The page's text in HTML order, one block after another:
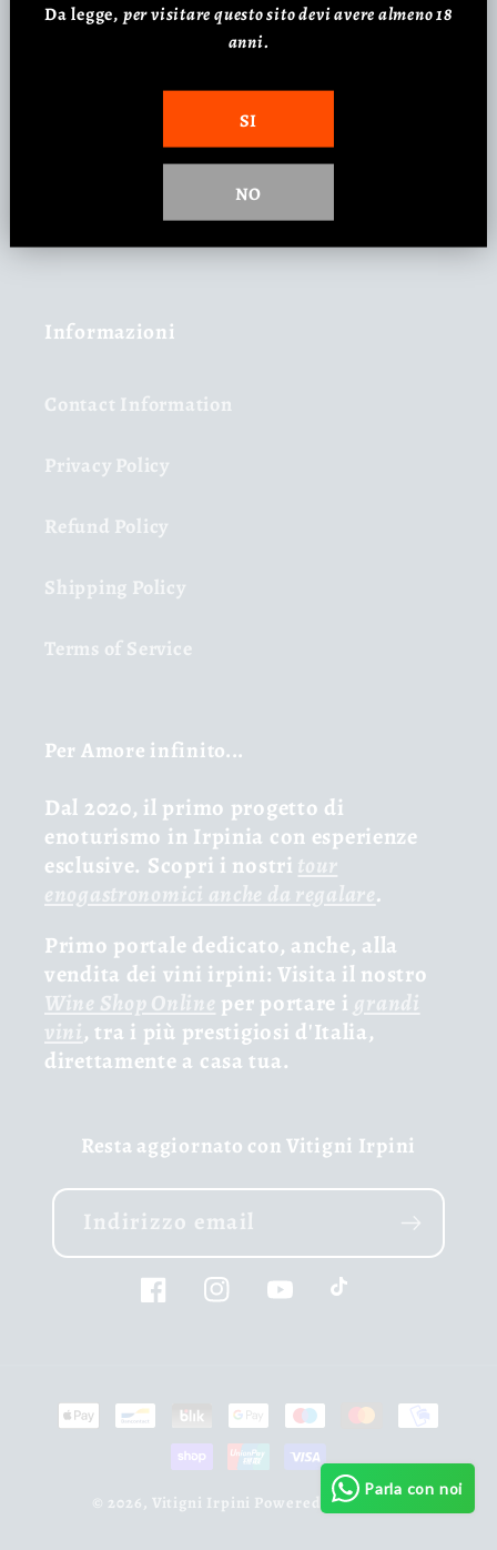
La Storia dell'Irpinia
La storia del Fiano di Avellino
La storia del Greco di Tufo
Informazioni
Contact Information
Privacy Policy
Refund Policy
Shipping Policy
Terms of Service
Per Amore infinito...
Dal 2020, il primo progetto di
enoturismo in Irpinia con esperienze
esclusive. Scopri i nostri tour
enogastronomici anche da regalare.
Primo portale dedicato, anche, alla
vendita dei vini irpini: Visita il nostro
Wine Shop Online per portare i grandi
vini, tra i più prestigiosi d'Italia,
direttamente a casa tua.
Resta aggiornato con Vitigni Irpini
Indirizzo email
FacebookInstagramYouTubeTikTok
Metodi
di
© 2026, Vitigni Irpini Powered by Shopify
Da legge, per visitare questo sito devi avere almeno 18
anni.
SI
NO
Parla con noi